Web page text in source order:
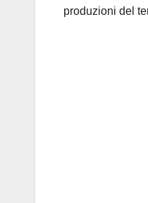
produzioni del